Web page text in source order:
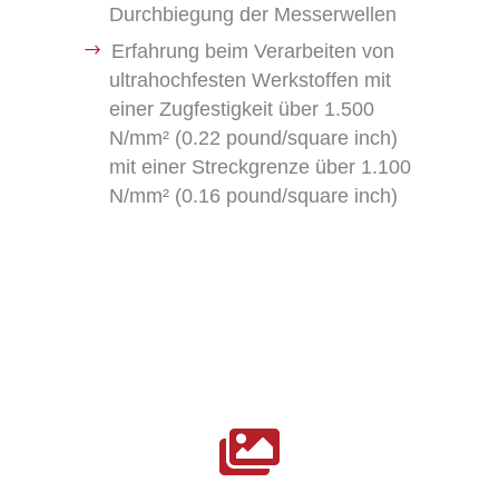
Durchbiegung der Messerwellen
Erfahrung beim Verarbeiten von
ultrahochfesten Werkstoffen mit
einer Zugfestigkeit über 1.500
N/mm² (0.22 pound/square inch)
mit einer Streckgrenze über 1.100
N/mm² (0.16 pound/square inch)
